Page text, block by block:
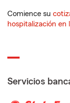
Comience su
hospitalización en
Servicios